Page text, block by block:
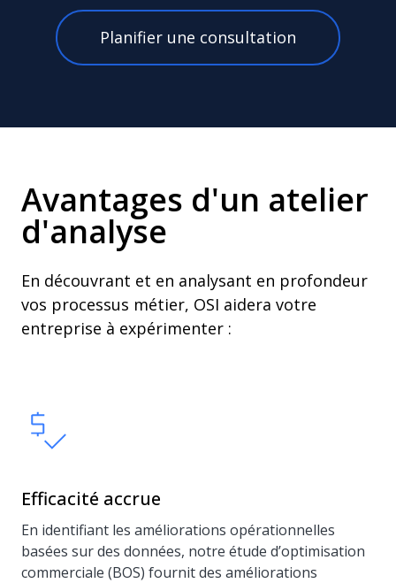
Planifier une consultation
Avantages d'un atelier
d'analyse
En découvrant et en analysant en profondeur
vos processus métier, OSI aidera votre
entreprise à expérimenter :
Efficacité accrue
En identifiant les améliorations opérationnelles
basées sur des données, notre étude d’optimisation
commerciale (BOS) fournit des améliorations